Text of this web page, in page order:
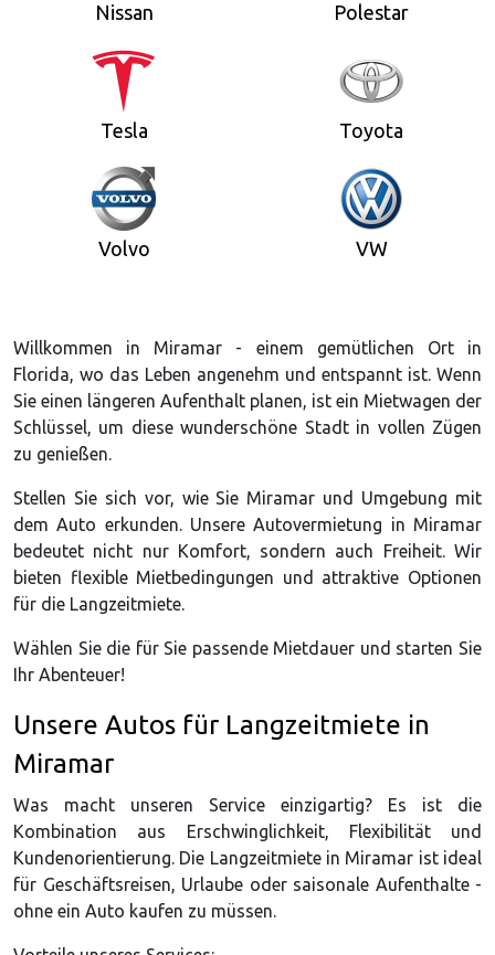
Nissan Polestar
Tesla Toyota
Volvo VW
Willkommen in Miramar - einem gemütlichen Ort in
Florida, wo das Leben angenehm und entspannt ist. Wenn
Sie einen längeren Aufenthalt planen, ist ein Mietwagen der
Schlüssel, um diese wunderschöne Stadt in vollen Zügen
zu genießen.
Stellen Sie sich vor, wie Sie Miramar und Umgebung mit
dem Auto erkunden. Unsere Autovermietung in Miramar
bedeutet nicht nur Komfort, sondern auch Freiheit. Wir
bieten flexible Mietbedingungen und attraktive Optionen
für die Langzeitmiete.
Wählen Sie die für Sie passende Mietdauer und starten Sie
Ihr Abenteuer!
Unsere Autos für Langzeitmiete in
Miramar
Was macht unseren Service einzigartig? Es ist die
Kombination aus Erschwinglichkeit, Flexibilität und
Kundenorientierung. Die Langzeitmiete in Miramar ist ideal
für Geschäftsreisen, Urlaube oder saisonale Aufenthalte -
ohne ein Auto kaufen zu müssen.